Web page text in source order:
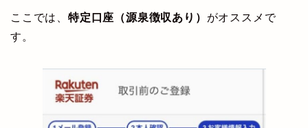
ここでは、 特定口座（源泉徴収あり） がオススメで
す。